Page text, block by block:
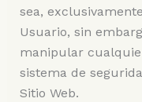
sea,
Usuario, sin
manipular
sistema de
Sitio Web.